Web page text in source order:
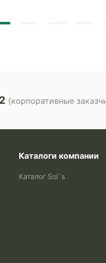
(корпоративные
Каталоги компании
Каталог Sol`s